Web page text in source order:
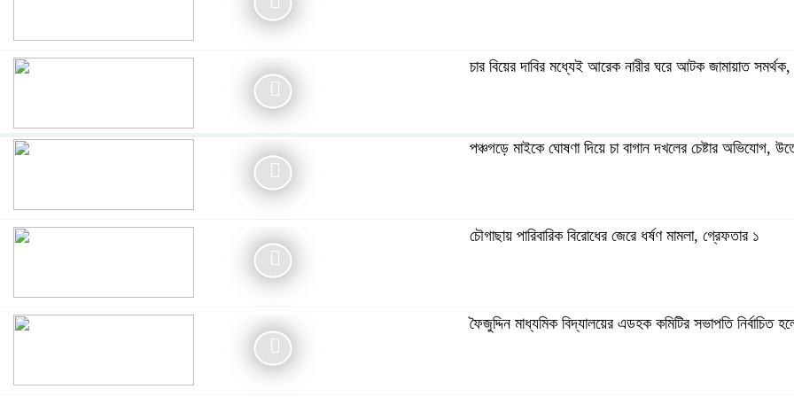
চার বিয়ের দাবির মধ্যেই আরেক নারীর ঘরে আটক জামায়াত সমর্থক,
দক্ষিণ আইচায় কর্মজীবনের অবসানে সম্মাননা ও ভালোবাসায় সিক্ত
ফৈজুদ্দিন মাধ্যমিক বিদ্যালয়ের এডহক কমিটির সভাপতি নির্বাচিত
রাজধানীর তিন ক্যাম্পাসে ছাত্রদল-শিবির সংঘর্ষ, উত্তেজনায়
পঞ্চগড়ে মাইকে ঘোষণা দিয়ে চা বাগান দখলের চেষ্টার অভিযোগ,
চৌগাছায় পারিবারিক বিরোধের জেরে ধর্ষণ মামলা, গ্রেফতার ১
ফৈজুদ্দিন মাধ্যমিক বিদ্যালয়ের এডহক কমিটির সভাপতি নির্বাচিত